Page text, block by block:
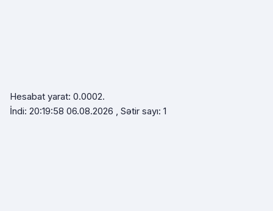
Hesabat yarat: 0.0002.
İndi: 20:19:58 06.08.2026 , Sətir sayı: 1